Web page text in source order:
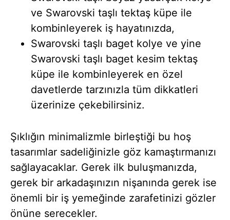
ve Swarovski taşlı tektaş küpe ile
kombinleyerek iş hayatınızda,
Swarovski taşlı baget kolye ve yine
Swarovski taşlı baget kesim tektaş
küpe ile kombinleyerek en özel
davetlerde tarzınızla tüm dikkatleri
üzerinize çekebilirsiniz.
Şıklığın minimalizmle birleştiği bu hoş
tasarımlar sadeliğinizle göz kamaştırmanızı
sağlayacaklar. Gerek ilk buluşmanızda,
gerek bir arkadaşınızın nişanında gerek ise
önemli bir iş yemeğinde zarafetinizi gözler
önüne serecekler.